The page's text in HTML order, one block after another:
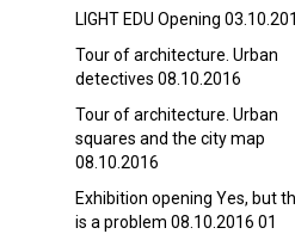
LIGHT EDU Opening
Tour of architecture. Urban
detectives 08.10.2016
Tour of architecture. Urban
squares and the city map
08.10.2016
Exhibition opening Yes, but
is a problem 08.10.2016 01